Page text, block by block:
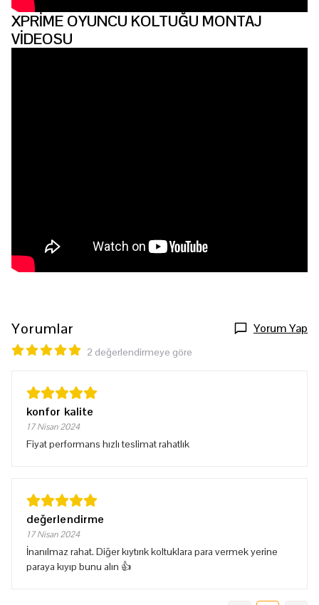
XPRİME OYUNCU KOLTUĞU MONTAJ
VİDEOSU
Yorumlar Yorum Yap
2 değerlendirmeye göre
konfor kalite
17 Nisan 2024
Fiyat performans hızlı teslimat rahatlık
değerlendirme
17 Nisan 2024
İnanılmaz rahat. Diğer kıytırık koltuklara para vermek yerine
paraya kıyıp bunu alın 👍